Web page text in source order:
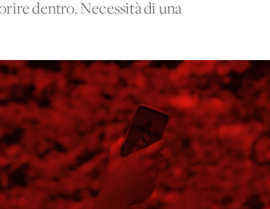
dentro. Necessità di una